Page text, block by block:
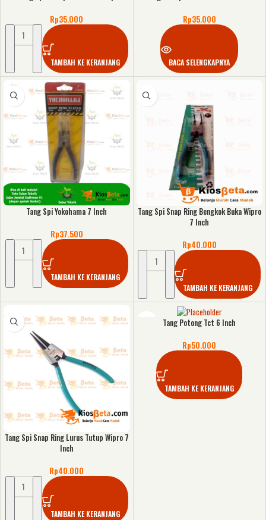
Rp35.000
TAMBAH KE KERANJANG
Rp35.000
BACA SELENGKAPNYA
Tang Spi Yokohama 7 Inch
Rp37.500
TAMBAH KE KERANJANG
Tang Spi Snap Ring Bengkok Buka Wipro
7 Inch
Rp40.000
TAMBAH KE KERANJANG
Tang Spi Snap Ring Lurus Tutup Wipro 7
Inch
Rp40.000
TAMBAH KE KERANJANG
Tang Potong Tct 6 Inch
Rp50.000
TAMBAH KE KERANJANG